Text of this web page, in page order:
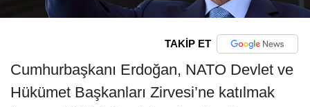
TAKİP ET
Cumhurbaşkanı Erdoğan, NATO Devlet ve
Hükümet Başkanları Zirvesi’ne katılmak